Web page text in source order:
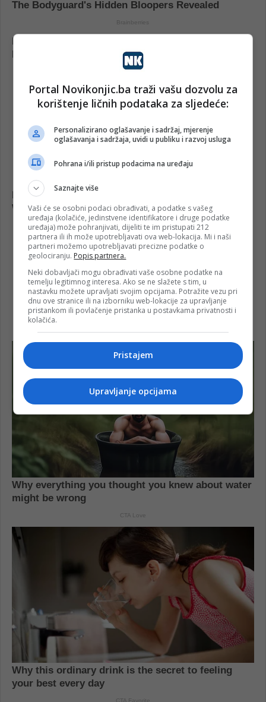
Portal Novikonjic.ba traži vašu dozvolu za
korištenje ličnih podataka za sljedeće:
Personalizirano oglašavanje i sadržaj, mjerenje
oglašavanja i sadržaja, uvidi u publiku i razvoj usluga
Pohrana i/ili pristup podacima na uređaju
Saznajte više
Vaši će se osobni podaci obrađivati, a podatke s vašeg
uređaja (kolačiće, jedinstvene identifikatore i druge podatke
uređaja) može pohranjivati, dijeliti te im pristupati 212
partnera ili ih može upotrebljavati ova web-lokacija. Mi i naši
partneri možemo upotrebljavati precizne podatke o
geolociranju. Popis partnera.
Neki dobavljači mogu obrađivati vaše osobne podatke na
temelju legitimnog interesa. Ako se ne slažete s tim, u
nastavku možete upravljati svojim opcijama. Potražite vezu pri
dnu ove stranice ili na izborniku web-lokacije za upravljanje
pristankom ili povlačenje pristanka u postavkama privatnosti i
kolačića.
Pristajem
Upravljanje opcijama